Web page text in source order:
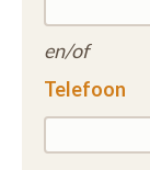
en/of
Telefoon